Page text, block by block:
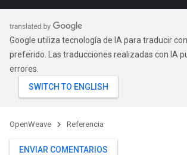
Google utiliza tecnología de IA para traducir
preferido. Las traducciones realizadas con IA
errores.
OpenWeave Referencia
ENVIAR COMENTARIOS